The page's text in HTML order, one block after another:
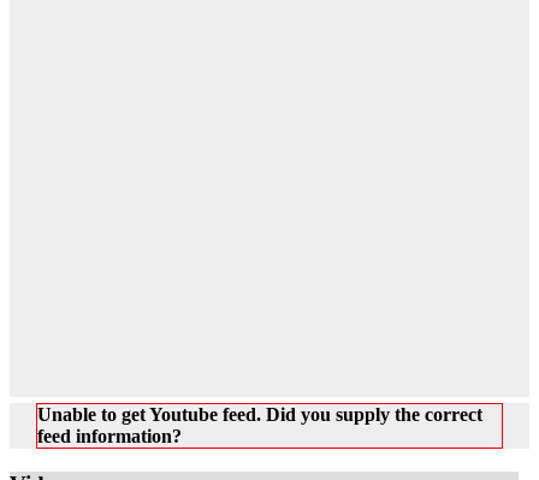
Unable to get Youtube feed. Did you supply the correct
feed information?